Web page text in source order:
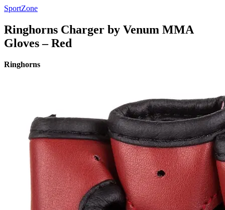
SportZone
Ringhorns Charger by Venum MMA
Gloves – Red
Ringhorns